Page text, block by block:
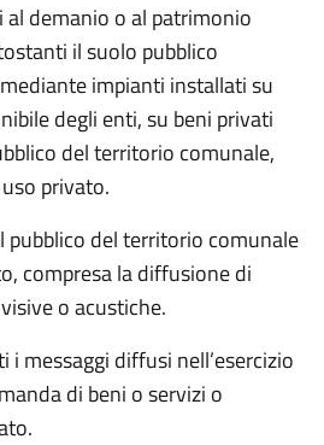
al demanio o al patrimonio
il suolo pubblico
impianti installati su
degli enti, su beni privati
del territorio comunale,
privato.
pubblico del territorio comunale
compresa la diffusione di
o acustiche.
messaggi diffusi nell’esercizio
di beni o servizi o